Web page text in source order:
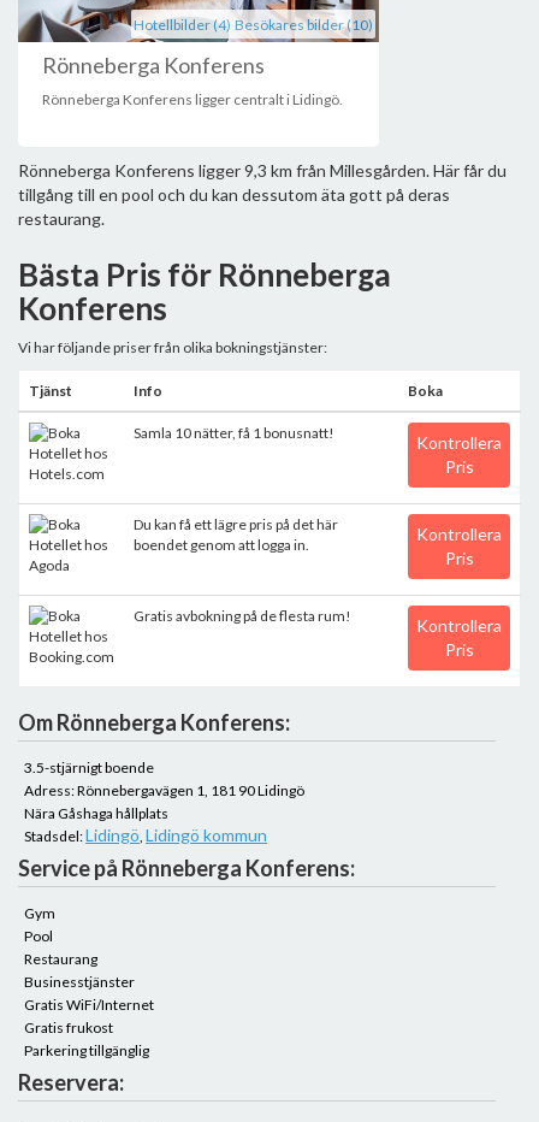
Hotellbilder (4) Besökares bilder (10)
Rönneberga Konferens
Rönneberga Konferens ligger centralt i Lidingö.
Rönneberga Konferens ligger 9,3 km från Millesgården. Här får du
tillgång till en pool och du kan dessutom äta gott på deras
restaurang.
Bästa Pris för Rönneberga
Konferens
Vi har följande priser från olika bokningstjänster:
Tjänst Info Boka
Samla 10 nätter, få 1 bonusnatt!
Kontrollera
Pris
Du kan få ett lägre pris på det här
boendet genom att logga in.
Kontrollera
Pris
Gratis avbokning på de flesta rum!
Kontrollera
Pris
Om Rönneberga Konferens:
3.5-stjärnigt boende
Adress: Rönnebergavägen 1, 181 90 Lidingö
Nära Gåshaga hållplats
Stadsdel:Lidingö, Lidingö kommun
Service på Rönneberga Konferens:
Gym
Pool
Restaurang
Businesstjänster
Gratis WiFi/Internet
Gratis frukost
Parkering tillgänglig
Reservera: